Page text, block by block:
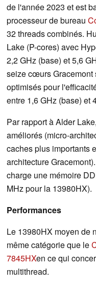
de l'année 2023 et est
processeur de bureau
32 threads combinés.
Lake (P-cores) avec
2,2 GHz (base) et 5,6
seize cœurs Gracemont
optimisés pour
entre 1,6 GHz (base) et
Par rapport à Alder Lake,
améliorés (micro-
caches plus importants
architecture
charge une mémoire
MHz pour la 13980HX).
Performances
Le 13980HX moyen de
même catégorie que le
7845HXen ce qui
multithread.